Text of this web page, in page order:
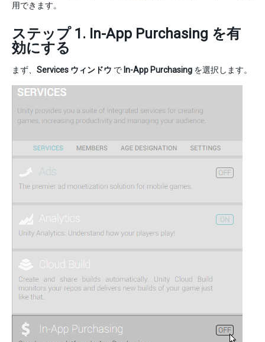
用できます。
ステップ 1. In-App Purchasing を有
効にする
まず、 Services ウィンドウ で In-App Purchasing を選択します。